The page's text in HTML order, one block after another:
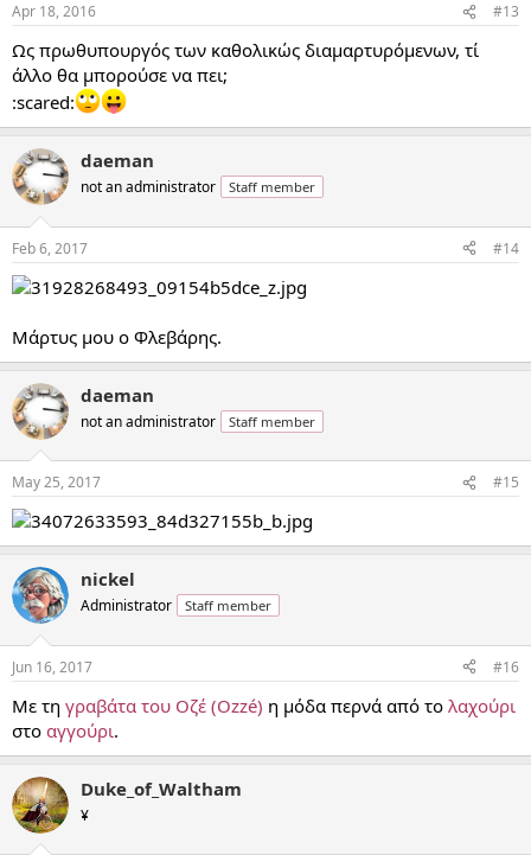
Apr 18, 2016 #13
Ως πρωθυπουργός των καθολικώς διαμαρτυρόμενων, τί
άλλο θα μπορούσε να πει;
:scared:
daeman
not an administrator Staff member
Feb 6, 2017 #14
Μάρτυς μου ο Φλεβάρης.
daeman
not an administrator Staff member
May 25, 2017 #15
nickel
Administrator Staff member
Jun 16, 2017 #16
Με τη γραβάτα του Οζέ (Ozzé) η μόδα περνά από το λαχούρι
στο αγγούρι.
Duke_of_Waltham
¥